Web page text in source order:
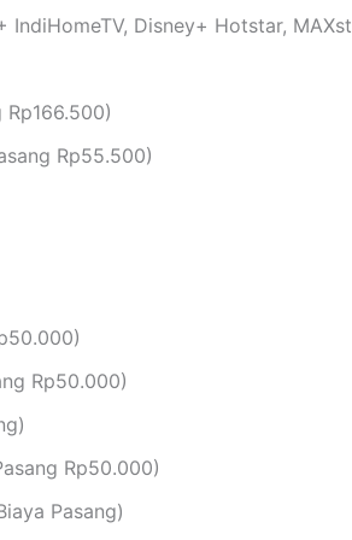
IndiHomeTV, Disney+ Hotstar,
Rp55.500)
Rp50.000)
Rp50.000)
Pasang)